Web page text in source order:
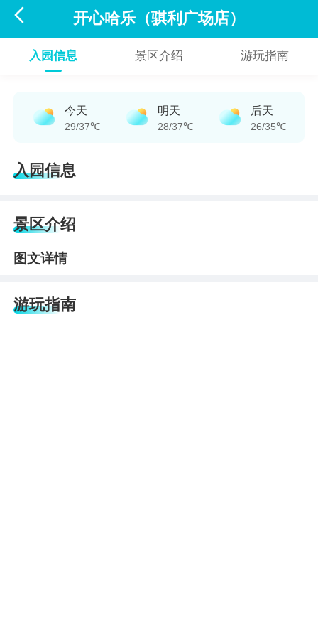
 开心哈乐（骐利广场店）
入园信息 景区介绍 游玩指南
今天
29/37℃
明天
28/37℃
后天
26/35℃
入园信息
景区介绍
图文详情
游玩指南